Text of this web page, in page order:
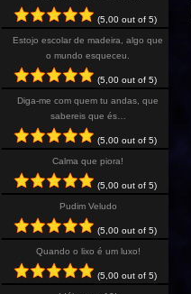
(5,00 out of 5)
Estojo escolar de madeira, algo que
o mundo esqueceu.
(5,00 out of 5)
Diga-me com quem tu andas, que
sabereis que és…
(5,00 out of 5)
Calma que piora!
(5,00 out of 5)
Pudim Veludo
(5,00 out of 5)
Quando o lixo é um luxo!
(5,00 out of 5)